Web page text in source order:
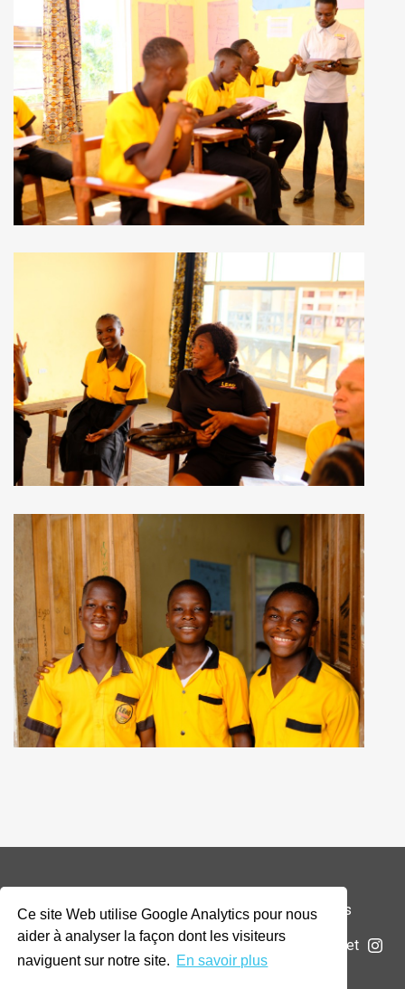
Ce site Web utilise Google Analytics pour nous
aider à analyser la façon dont les visiteurs
naviguent sur notre site. En savoir plus
© 2026 Addax & Oryx Foundation —Mentions légales
La Fondation Projets Actualités Soumettre un projet